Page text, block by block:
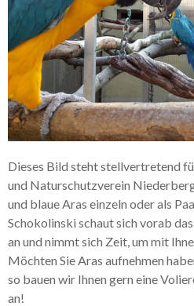
Dieses Bild steht stellvertretend
und Naturschutzverein
und blaue Aras einzeln oder als
Schokolinski schaut sich vorab
an und nimmt sich Zeit, um mit
Möchten Sie Aras aufnehmen
so bauen wir Ihnen gern eine
an!